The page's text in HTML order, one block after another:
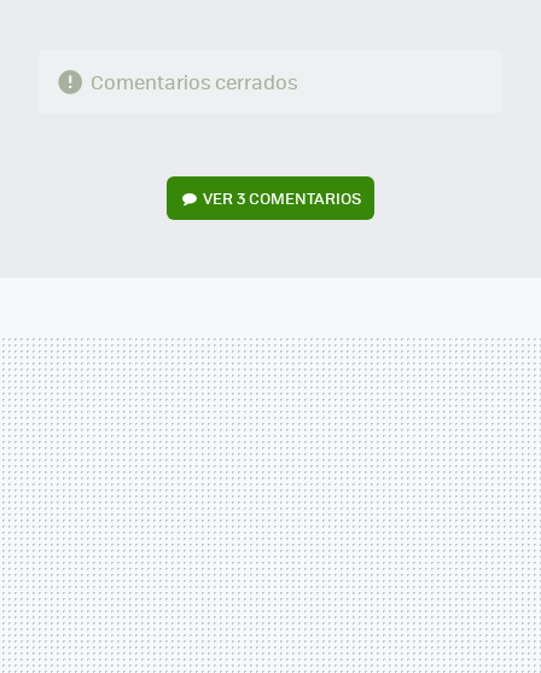
Comentarios cerrados
VER3 COMENTARIOS